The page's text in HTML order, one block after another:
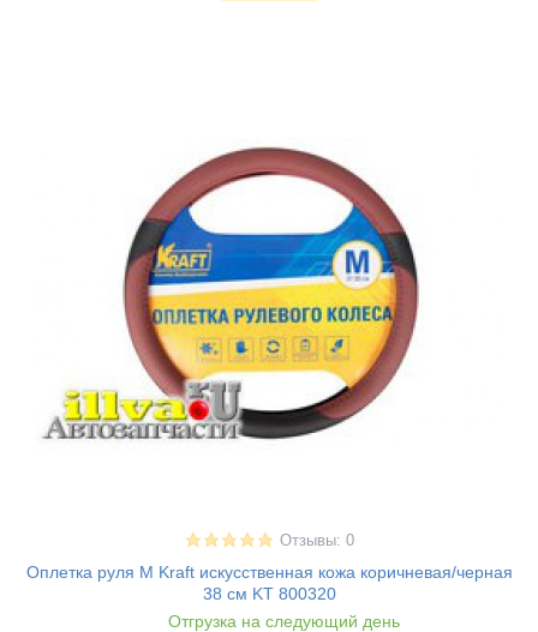
Отзывы: 0
Оплетка руля M Kraft искусственная кожа коричневая/черная
38 см KT 800320
Отгрузка на следующий день